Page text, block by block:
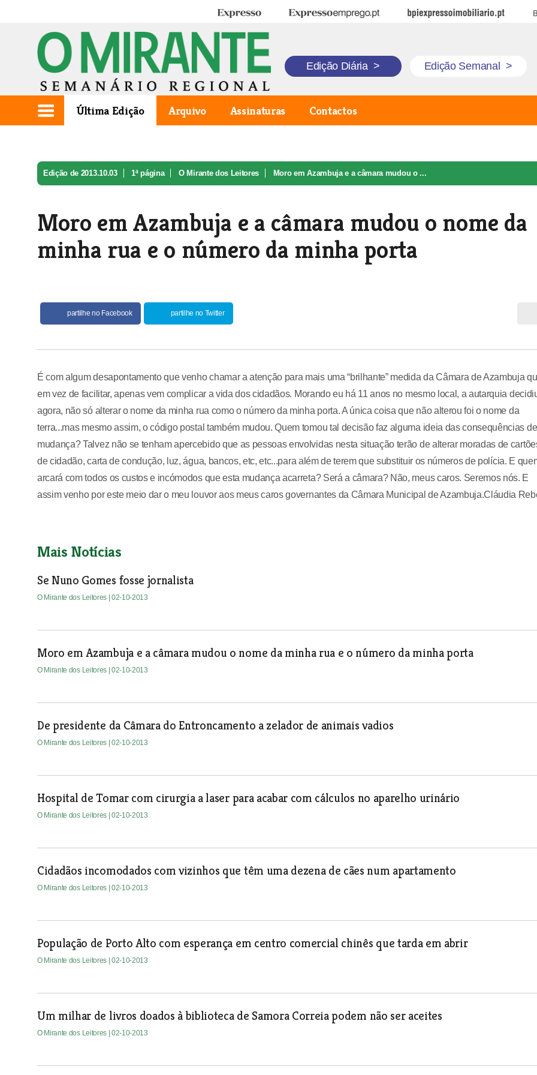
Expresso Expresso Emprego BPI Expresso Imobiliário
Edição Diária > Edição Semanal >
Última Edição Arquivo Assinaturas Contactos
Edição de 2013.10.03 1ª página O Mirante dos Leitores Moro em Azambuja e a câmara mudou o ...
Moro em Azambuja e a câmara mudou o nome da
minha rua e o número da minha porta
partilhe no Facebook partilhe no Twitter
É com algum desapontamento que venho chamar a atenção para mais uma “brilhante” medida da Câmara de Azambuja
em vez de facilitar, apenas vem complicar a vida dos cidadãos. Morando eu há 11 anos no mesmo local, a autarquia
agora, não só alterar o nome da minha rua como o número da minha porta. A única coisa que não alterou foi o nome da
terra...mas mesmo assim, o código postal também mudou. Quem tomou tal decisão faz alguma ideia das consequências de
mudança? Talvez não se tenham apercebido que as pessoas envolvidas nesta situação terão de alterar moradas de
de cidadão, carta de condução, luz, água, bancos, etc, etc...para além de terem que substituir os números de polícia. E
arcará com todos os custos e incómodos que esta mudança acarreta? Será a câmara? Não, meus caros. Seremos nós. E
assim venho por este meio dar o meu louvor aos meus caros governantes da Câmara Municipal de Azambuja.Cláudia
Mais Notícias
Se Nuno Gomes fosse jornalista
O Mirante dos Leitores | 02-10-2013
Moro em Azambuja e a câmara mudou o nome da minha rua e o número da minha porta
O Mirante dos Leitores | 02-10-2013
De presidente da Câmara do Entroncamento a zelador de animais vadios
O Mirante dos Leitores | 02-10-2013
Hospital de Tomar com cirurgia a laser para acabar com cálculos no aparelho urinário
O Mirante dos Leitores | 02-10-2013
Cidadãos incomodados com vizinhos que têm uma dezena de cães num apartamento
O Mirante dos Leitores | 02-10-2013
População de Porto Alto com esperança em centro comercial chinês que tarda em abrir
O Mirante dos Leitores | 02-10-2013
Um milhar de livros doados à biblioteca de Samora Correia podem não ser aceites
O Mirante dos Leitores | 02-10-2013